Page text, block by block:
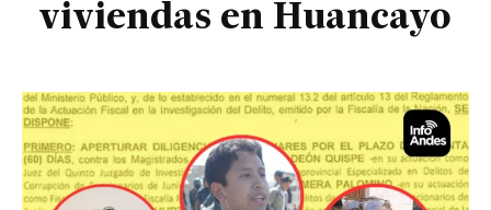
viviendas en Huancayo